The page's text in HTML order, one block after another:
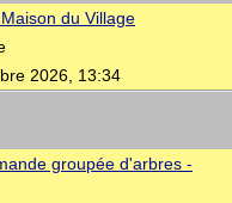
du Village
2026, 13:34
groupée d'arbres -